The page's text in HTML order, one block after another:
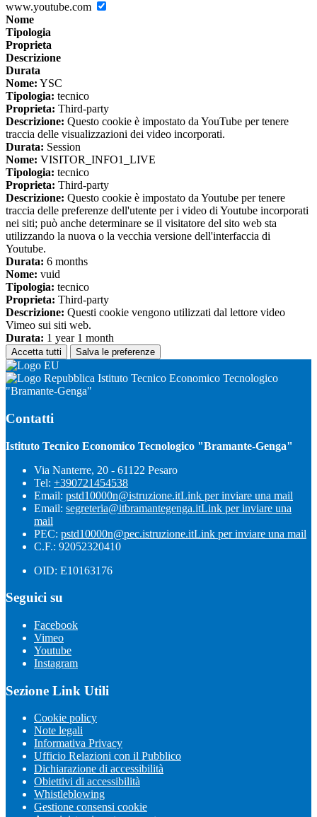
www.youtube.com
Nome
Tipologia
Proprieta
Descrizione
Durata
Nome: YSC
Tipologia: tecnico
Proprieta: Third-party
Descrizione: Questo cookie è impostato da YouTube per tenere
traccia delle visualizzazioni dei video incorporati.
Durata: Session
Nome: VISITOR_INFO1_LIVE
Tipologia: tecnico
Proprieta: Third-party
Descrizione: Questo cookie è impostato da Youtube per tenere
traccia delle preferenze dell'utente per i video di Youtube incorporati
nei siti; può anche determinare se il visitatore del sito web sta
utilizzando la nuova o la vecchia versione dell'interfaccia di
Youtube.
Durata: 6 months
Nome: vuid
Tipologia: tecnico
Proprieta: Third-party
Descrizione: Questi cookie vengono utilizzati dal lettore video
Vimeo sui siti web.
Durata: 1 year 1 month
Accetta tutti Salva le preferenze
Istituto Tecnico Economico Tecnologico
"Bramante-Genga"
Contatti
Istituto Tecnico Economico Tecnologico "Bramante-Genga"
Via Nanterre, 20 - 61122 Pesaro
Tel: +390721454538
Email: pstd10000n@istruzione.itLink per inviare una mail
Email: segreteria@itbramantegenga.itLink per inviare una
mail
PEC: pstd10000n@pec.istruzione.itLink per inviare una mail
C.F.: 92052320410
OID: E10163176
Seguici su
Facebook
Vimeo
Youtube
Instagram
Sezione Link Utili
Cookie policy
Note legali
Informativa Privacy
Ufficio Relazioni con il Pubblico
Dichiarazione di accessibilità
Obiettivi di accessibilità
Whistleblowing
Gestione consensi cookie